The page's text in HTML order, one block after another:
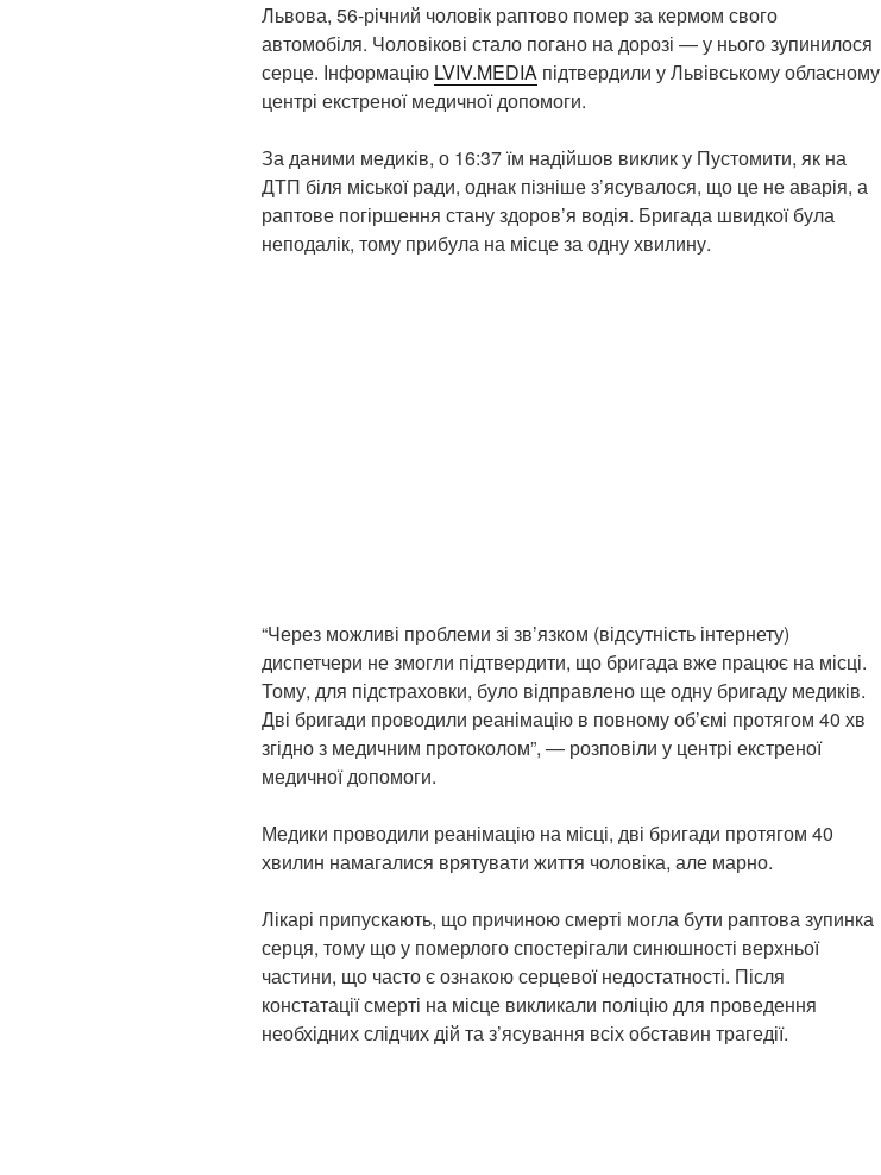
Львова, 56-річний чоловік раптово помер за кермом свого
автомобіля. Чоловікові стало погано на дорозі — у нього зупинилося
серце. Інформацію LVIV.MEDIA підтвердили у Львівському обласному
центрі екстреної медичної допомоги.
За даними медиків, о 16:37 їм надійшов виклик у Пустомити, як на
ДТП біля міської ради, однак пізніше з’ясувалося, що це не аварія, а
раптове погіршення стану здоров’я водія. Бригада швидкої була
неподалік, тому прибула на місце за одну хвилину.
“Через можливі проблеми зі зв’язком (відсутність інтернету)
диспетчери не змогли підтвердити, що бригада вже працює на місці.
Тому, для підстраховки, було відправлено ще одну бригаду медиків.
Дві бригади проводили реанімацію в повному об’ємі протягом 40 хв
згідно з медичним протоколом”, — розповіли у центрі екстреної
медичної допомоги.
Медики проводили реанімацію на місці, дві бригади протягом 40
хвилин намагалися врятувати життя чоловіка, але марно.
Лікарі припускають, що причиною смерті могла бути раптова зупинка
серця, тому що у померлого спостерігали синюшності верхньої
частини, що часто є ознакою серцевої недостатності. Після
констатації смерті на місце викликали поліцію для проведення
необхідних слідчих дій та з’ясування всіх обставин трагедії.